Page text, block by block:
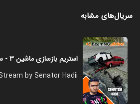
سریال‌های مشابه
استریم بازسازی ماشین ۳ - سناتور هادی
by Senator Hadii